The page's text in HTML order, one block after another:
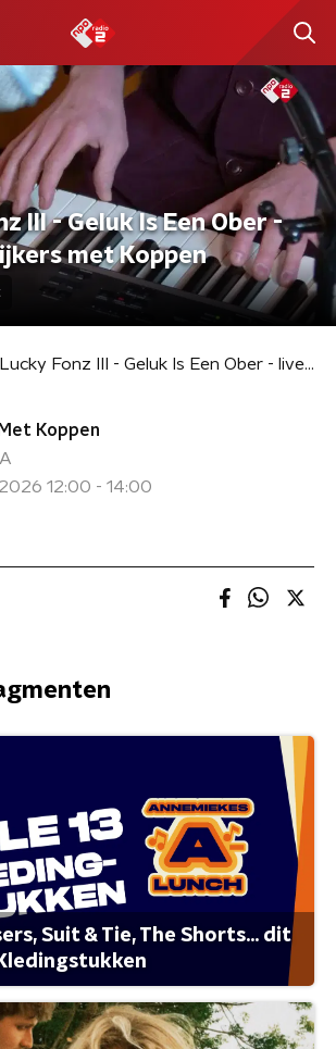
III - Geluk Is Een Ober -
met Koppen
Lucky Fonz III - Geluk Is Een Ober - live bij Spijkers met Koppen
Koppen
12:00 - 14:00
Suit & Tie, The Shorts... dit